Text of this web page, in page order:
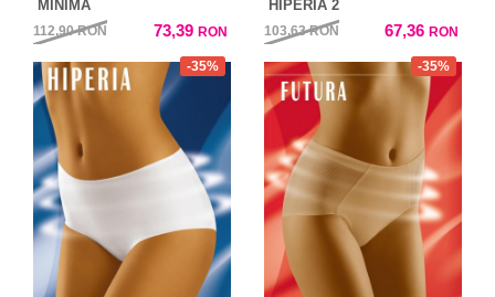
MINIMA
112,90RON 73,39 RON
HIPERIA 2
103,63RON 67,36 RON
-35% -35%